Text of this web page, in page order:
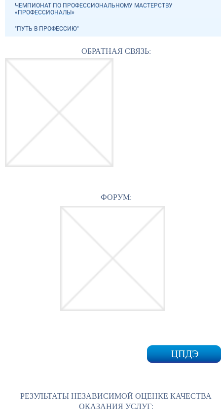
ЧЕМПИОНАТ ПО ПРОФЕССИОНАЛЬНОМУ МАСТЕРСТВУ
«ПРОФЕССИОНАЛЫ»
"ПУТЬ В ПРОФЕССИЮ"
ОБРАТНАЯ СВЯЗЬ:
ФОРУМ:
РЕЗУЛЬТАТЫ НЕЗАВИСИМОЙ ОЦЕНКЕ КАЧЕСТВА
ОКАЗАНИЯ УСЛУГ: